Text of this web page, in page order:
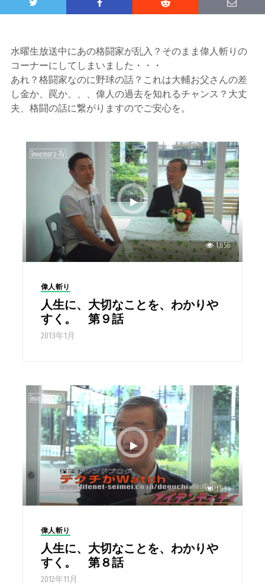
水曜生放送中にあの格闘家が乱入？そのまま偉人斬りの
コーナーにしてしまいました・・・
あれ？格闘家なのに野球の話？これは大輔お父さんの差
し金か、罠か、、、偉人の過去を知れるチャンス？大丈
夫、格闘の話に繋がりますのでご安心を。
1,856
偉人斬り
人生に、大切なことを、わかりや
すく。 第９話
2013年1月
1,834
偉人斬り
人生に、大切なことを、わかりや
すく。 第８話
2012年11月